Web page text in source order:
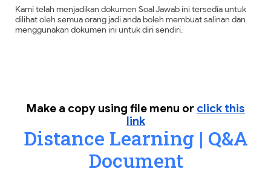
Kami telah menjadikan dokumen Soal Jawab ini tersedia untuk
dilihat oleh semua orang jadi anda boleh membuat salinan dan
menggunakan dokumen ini untuk diri sendiri.